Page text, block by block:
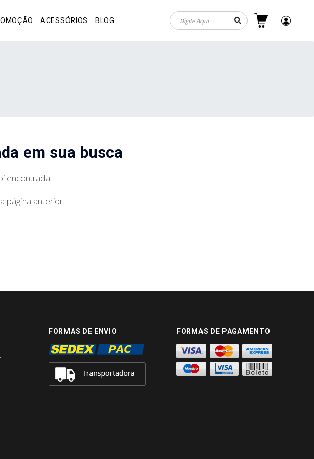
ACESSÓRIOS BLOG
em sua busca
encontrada.
página anterior.
FORMAS DE ENVIO FORMAS DE PAGAMENTO